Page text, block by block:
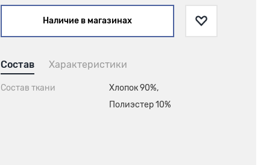
Наличие в магазинах
Состав Характеристики
Состав ткани
Хлопок 90%,
Полиэстер 10%